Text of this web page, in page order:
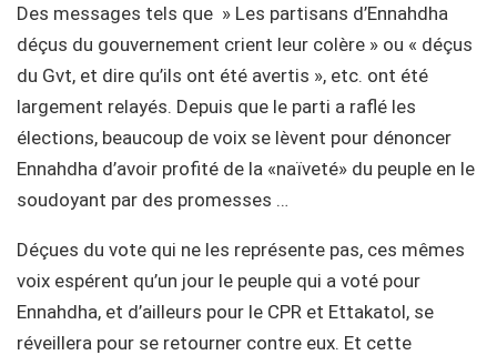
Des messages tels que » Les partisans d’Ennahdha
déçus du gouvernement crient leur colère » ou « déçus
du Gvt, et dire qu’ils ont été avertis », etc. ont été
largement relayés. Depuis que le parti a raflé les
élections, beaucoup de voix se lèvent pour dénoncer
Ennahdha d’avoir profité de la «naïveté» du peuple en le
soudoyant par des promesses …
Déçues du vote qui ne les représente pas, ces mêmes
voix espérent qu’un jour le peuple qui a voté pour
Ennahdha, et d’ailleurs pour le CPR et Ettakatol, se
réveillera pour se retourner contre eux. Et cette